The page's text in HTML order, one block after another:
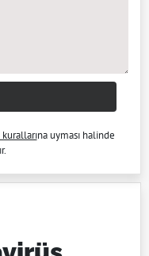
na uyması halinde